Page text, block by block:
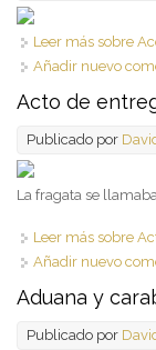
Leer más sobre
Añadir nuevo
Acto de
Publicado por
La fragata se
Leer más sobre
Añadir nuevo
Aduana y
Publicado por